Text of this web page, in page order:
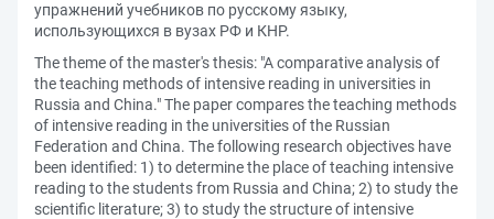
упражнений учебников по русскому языку,
использующихся в вузах РФ и КНР.
The theme of the master's thesis: "A comparative analysis of
the teaching methods of intensive reading in universities in
Russia and China." The paper compares the teaching methods
of intensive reading in the universities of the Russian
Federation and China. The following research objectives have
been identified: 1) to determine the place of teaching intensive
reading to the students from Russia and China; 2) to study the
scientific literature; 3) to study the structure of intensive